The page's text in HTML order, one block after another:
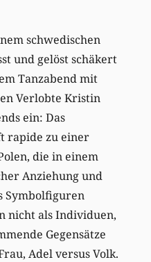
schwedischen
und gelöst schäkert
Tanzabend mit
Verlobte Kristin
ein: Das
rapide zu einer
die in einem
Anziehung und
Symbolfiguren
nicht als Individuen,
Gegensätze
Adel versus Volk.